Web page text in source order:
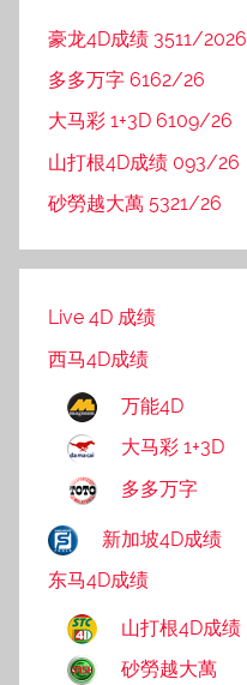
豪龙4D成绩 3511/2026
多多万字 6162/26
大马彩 1+3D 6109/26
山打根4D成绩 093/26
砂勞越大萬 5321/26
Live 4D 成绩
西马4D成绩
万能4D
大马彩 1+3D
多多万字
新加坡4D成绩
东马4D成绩
山打根4D成绩
砂勞越大萬